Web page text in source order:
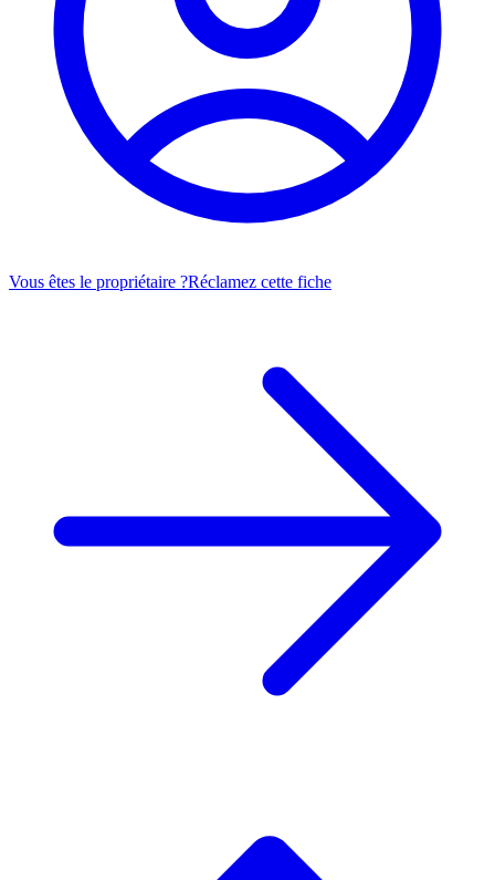
Vous êtes le propriétaire ?Réclamez cette fiche